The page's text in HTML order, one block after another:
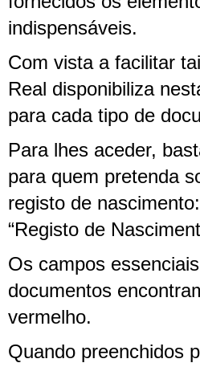
indispensáveis.
Com vista a facilitar
Real disponibiliza
para cada tipo de
Para lhes aceder,
para quem pretenda
registo de
“Registo de
Os campos
documentos
vermelho.
Quando preenchidos